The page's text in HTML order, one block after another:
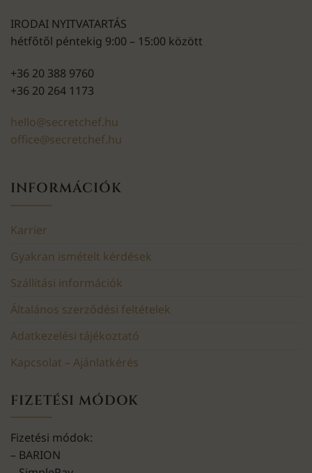
IRODAI NYITVATARTÁS
hétfőtől péntekig 9:00 – 15:00 között
+36 20 388 9760
+36 20 264 1173
hello@secretchef.hu
office@secretchef.hu
INFORMÁCIÓK
Karrier
Gyakran ismételt kérdések
Szállítási információk
Általános szerződési feltételek
Adatkezelési tájékoztató
Kapcsolat – Ajánlatkérés
FIZETÉSI MÓDOK
Fizetési módok:
– BARION